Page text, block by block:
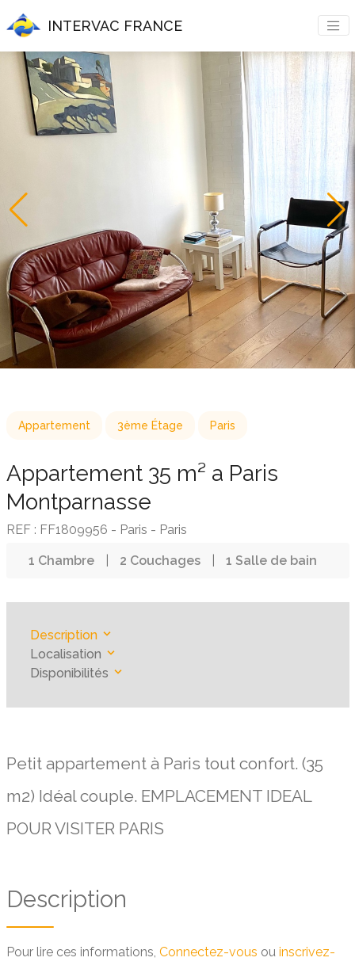
INTERVAC FRANCE
Appartement 3ème Étage Paris
Appartement 35 m² a Paris
Montparnasse
REF : FF1809956 - Paris - Paris
1 Chambre 2 Couchages 1 Salle de bain
Description
Localisation
Disponibilités
Petit appartement à Paris tout confort. (35
m2) Idéal couple. EMPLACEMENT IDEAL
POUR VISITER PARIS
Description
Pour lire ces informations, Connectez-vous ou inscrivez-